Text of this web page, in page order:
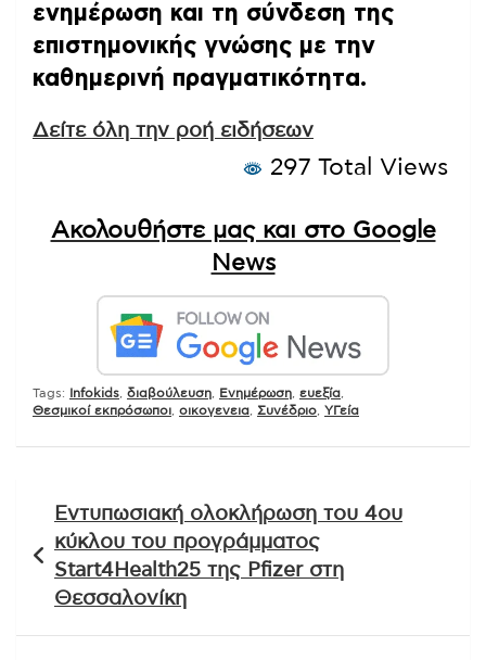
ενημέρωση και τη σύνδεση της
επιστημονικής γνώσης με την
καθημερινή πραγματικότητα.
Δείτε όλη την ροή ειδήσεων
297 Total Views
Ακολουθήστε μας και στο Google
News
Tags: Infokids διαβούλευση Ενημέρωση ευεξία
Θεσμικοί εκπρόσωποι οικογενεια Συνέδριο ΥΓεία
άρθρων
Εντυπωσιακή ολοκλήρωση του 4ου
κύκλου του προγράμματος
Start4Health25 της Pfizer στη
Θεσσαλονίκη